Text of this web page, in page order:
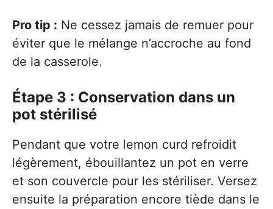
Pro tip : Ne cessez jamais de remuer pour
éviter que le mélange n’accroche au fond
de la casserole.
Étape 3 : Conservation dans un
pot stérilisé
Pendant que votre lemon curd refroidit
légèrement, ébouillantez un pot en verre
et son couvercle pour les stériliser. Versez
ensuite la préparation encore tiède dans le